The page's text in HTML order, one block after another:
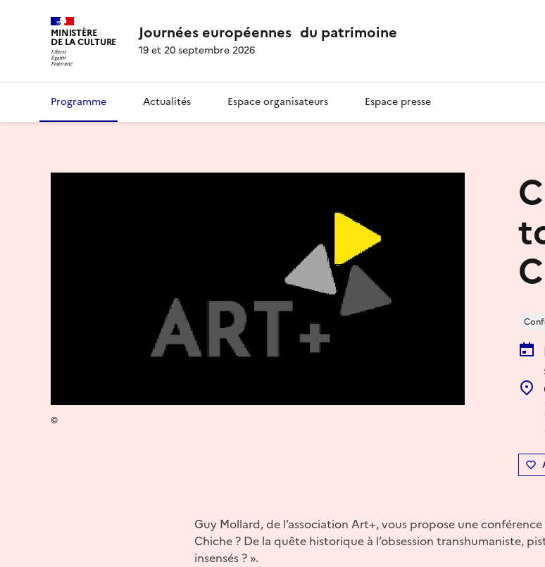
MINISTÈRE
DE LA CULTURE Journées européennes du patrimoine
19 et 20 septembre 2026
Programme Actualités Espace organisateurs Espace presse
©
Guy Mollard, de l’association Art+, vous propose une
Chiche ? De la quête historique à l’obsession transhumaniste,
insensés ? ».